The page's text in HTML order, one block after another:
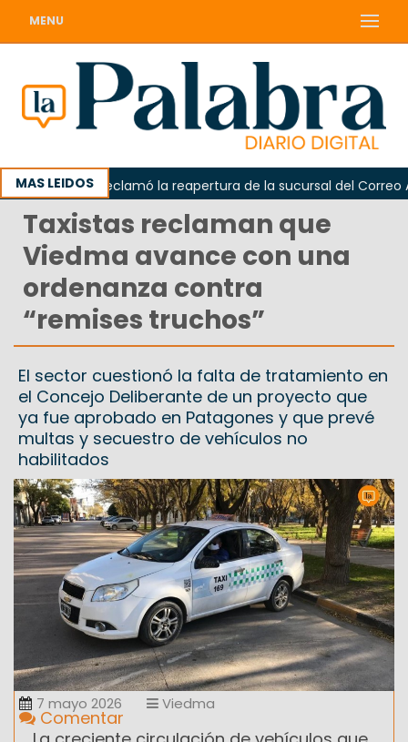
MENU
MAS LEIDOS
Odarda reclamó la reapertura de la sucursal del Correo
Taxistas reclaman que
Viedma avance con una
ordenanza contra
“remises truchos”
El sector cuestionó la falta de tratamiento en
el Concejo Deliberante de un proyecto que
ya fue aprobado en Patagones y que prevé
multas y secuestro de vehículos no
habilitados
7 mayo 2026 Viedma
Comentar